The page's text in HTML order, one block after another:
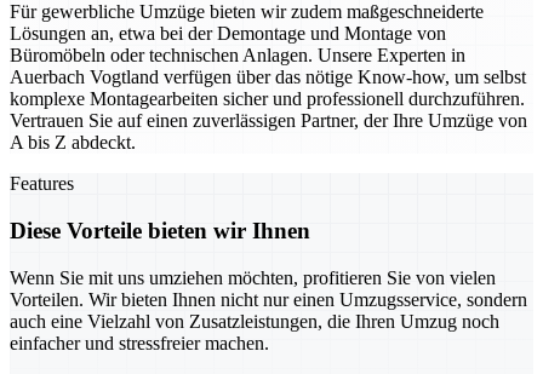
Für gewerbliche Umzüge bieten wir zudem maßgeschneiderte
Lösungen an, etwa bei der Demontage und Montage von
Büromöbeln oder technischen Anlagen. Unsere Experten in
Auerbach Vogtland verfügen über das nötige Know-how, um selbst
komplexe Montagearbeiten sicher und professionell durchzuführen.
Vertrauen Sie auf einen zuverlässigen Partner, der Ihre Umzüge von
A bis Z abdeckt.
Features
Diese Vorteile bieten wir Ihnen
Wenn Sie mit uns umziehen möchten, profitieren Sie von vielen
Vorteilen. Wir bieten Ihnen nicht nur einen Umzugsservice, sondern
auch eine Vielzahl von Zusatzleistungen, die Ihren Umzug noch
einfacher und stressfreier machen.